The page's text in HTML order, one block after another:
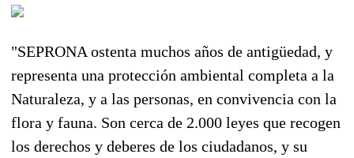
"SEPRONA ostenta muchos años de antigüedad, y
representa una protección ambiental completa a la
Naturaleza, y a las personas, en convivencia con la
flora y fauna. Son cerca de 2.000 leyes que recogen
los derechos y deberes de los ciudadanos, y su